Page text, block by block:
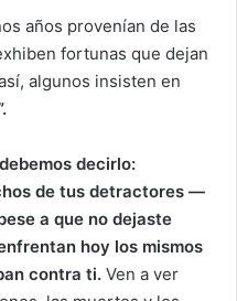
años provenían de las
fortunas que dejan
algunos insisten en
decirlo:
de tus detractores —
a que no dejaste
hoy los mismos
contra ti. Ven a ver